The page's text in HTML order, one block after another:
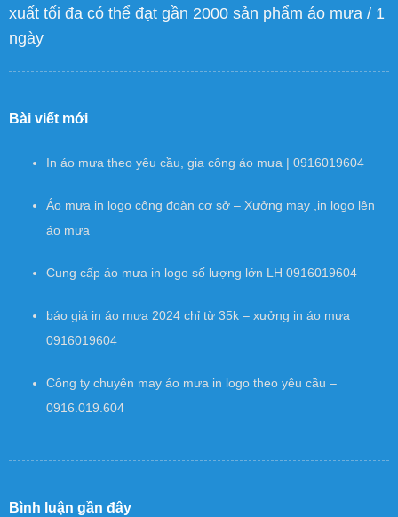
xuất tối đa có thể đạt gần 2000 sản phẩm áo mưa / 1
ngày
Bài viết mới
In áo mưa theo yêu cầu, gia công áo mưa | 0916019604
Áo mưa in logo công đoàn cơ sở – Xưởng may ,in logo lên
áo mưa
Cung cấp áo mưa in logo số lượng lớn LH 0916019604
báo giá in áo mưa 2024 chỉ từ 35k – xưởng in áo mưa
0916019604
Công ty chuyên may áo mưa in logo theo yêu cầu –
0916.019.604
Bình luận gần đây